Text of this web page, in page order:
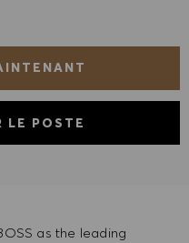
LE POSTE
as the leading